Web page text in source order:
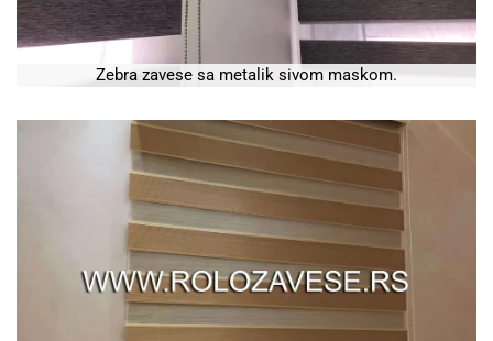
Zebra zavese sa metalik sivom maskom.